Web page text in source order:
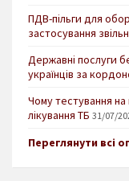
ПДВ-пільги для
застосування
Державні послуги
українців за
Чому тестування на
лікування ТБ 31/07/
Переглянути всі